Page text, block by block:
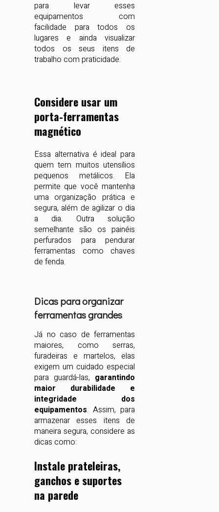
para levar esses
equipamentos com
facilidade para todos os
lugares e ainda visualizar
todos os seus itens de
trabalho com praticidade.
Considere usar um
porta-ferramentas
magnético
Essa alternativa é ideal para
quem tem muitos utensílios
pequenos metálicos. Ela
permite que você mantenha
uma organização prática e
segura, além de agilizar o dia
a dia. Outra solução
semelhante são os painéis
perfurados para pendurar
ferramentas como chaves
de fenda.
Dicas para organizar
ferramentas grandes
Já no caso de ferramentas
maiores, como serras,
furadeiras e martelos, elas
exigem um cuidado especial
para guardá-las, garantindo
maior durabilidade e
integridade dos
equipamentos. Assim, para
armazenar esses itens de
maneira segura, considere as
dicas como:
Instale prateleiras,
ganchos e suportes
na parede